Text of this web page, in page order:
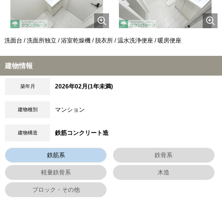
洗面台 / 洗面所独立 / 浴室乾燥機 / 脱衣所 / 温水洗浄便座 / 暖房便座
建物情報
築年月 2026年02月(1年未満)
建物種別 マンション
建物構造 鉄筋コンクリート造
鉄筋系 鉄骨系
軽量鉄骨系 木造
ブロック・その他